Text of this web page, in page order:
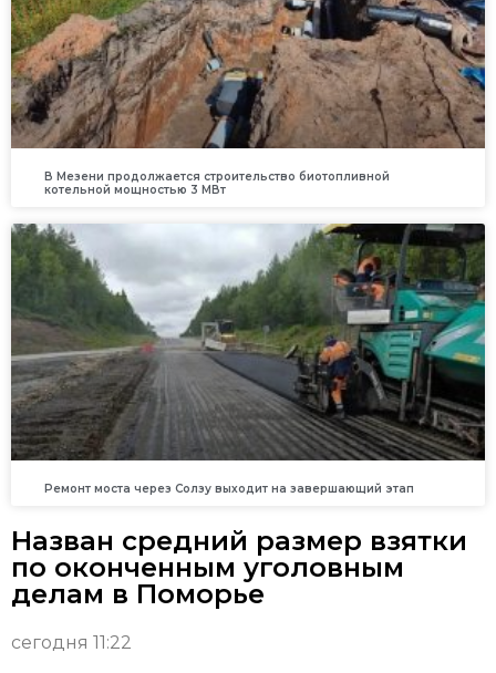
В Мезени продолжается строительство биотопливной
котельной мощностью 3 МВт
Ремонт моста через Солзу выходит на завершающий этап
Назван средний размер взятки
по оконченным уголовным
делам в Поморье
сегодня 11:22